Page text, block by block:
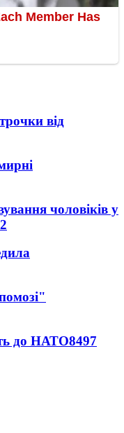
від
чоловіків у
до НАТО8497